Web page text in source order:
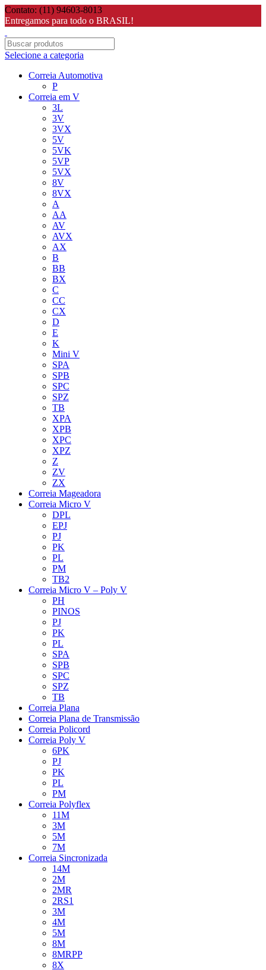
Contato: (11) 94603-8013
Entregamos para todo o BRASIL!
Selecione a categoria
Correia Automotiva
P
Correia em V
3L
3V
3VX
5V
5VK
5VP
5VX
8V
8VX
A
AA
AV
AVX
AX
B
BB
BX
C
CC
CX
D
E
K
Mini V
SPA
SPB
SPC
SPZ
TB
XPA
XPB
XPC
XPZ
Z
ZV
ZX
Correia Mageadora
Correia Micro V
DPL
EPJ
PJ
PK
PL
PM
TB2
Correia Micro V – Poly V
PH
PINOS
PJ
PK
PL
SPA
SPB
SPC
SPZ
TB
Correia Plana
Correia Plana de Transmissão
Correia Policord
Correia Poly V
6PK
PJ
PK
PL
PM
Correia Polyflex
11M
3M
5M
7M
Correia Sincronizada
14M
2M
2MR
2RS1
3M
4M
5M
8M
8MRPP
8X